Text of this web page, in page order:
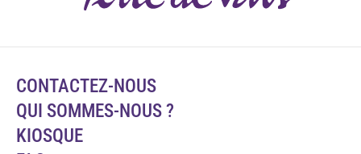
CONTACTEZ-NOUS
QUI SOMMES-NOUS ?
KIOSQUE